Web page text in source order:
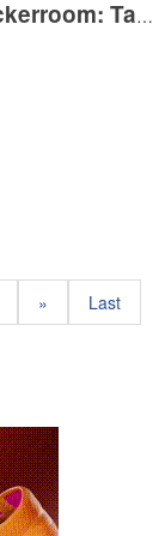
The Lockerroom: Taking the train to Haifa
» Last